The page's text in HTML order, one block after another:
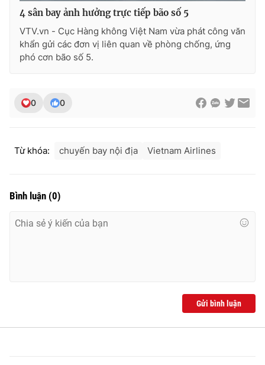
Tổng đài VTV:024.38 355 931 - 024.38 355 932
Ðiện thoại Thời báo VTV:024.66 897 897
Email:toasoan@vtv.vn
Liên hệ quảng cáo: 024-7300.7108
® Cấm sao chép dưới mọi hình thức nếu không có sự chấp
4 sân bay ảnh hưởng trực tiếp bão số 5
VTV.vn - Cục Hàng không Việt Nam vừa phát công văn
khẩn gửi các đơn vị liên quan về phòng chống, ứng
phó cơn bão số 5.
0 0
Từ khóa: chuyến bay nội địa Vietnam Airlines
Bình luận (0)
Gửi bình luận